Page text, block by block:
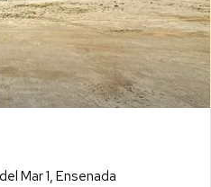
Mar 1, Ensenada